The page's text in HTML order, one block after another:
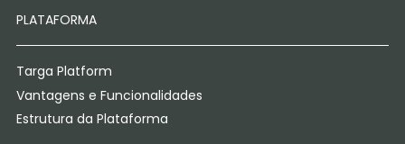
PLATAFORMA
Targa Platform
Vantagens e Funcionalidades
Estrutura da Plataforma